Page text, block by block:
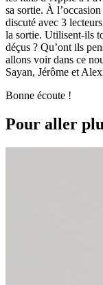
sa sortie. À
discuté avec 3
la sortie. Utilisent-ils
déçus ? Qu’ont ils
allons voir dans ce
Sayan, Jérôme et
Bonne écoute !
Pour aller